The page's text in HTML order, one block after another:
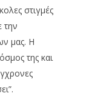
στιγμές
την
μας. Η
της και